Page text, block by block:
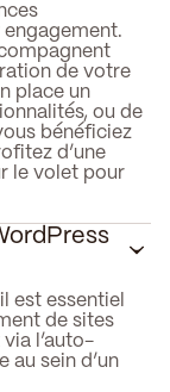
de votre
place un
ou de
bénéficiez
d’une
le volet pour
est essentiel
de sites
l’auto-
sein d’un